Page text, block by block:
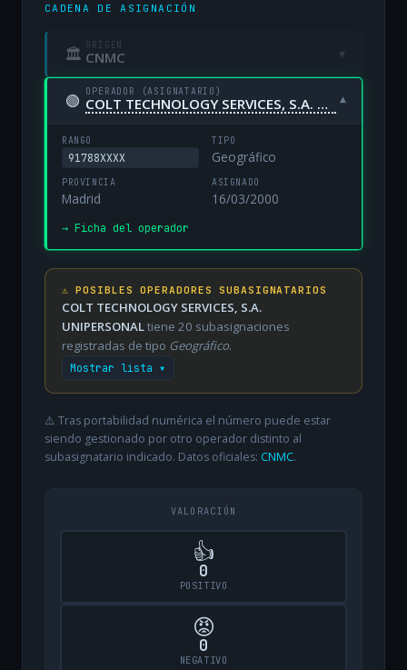
CADENA DE ASIGNACIÓN
🏛 ORIGEN
CNMC ▾
🟢 OPERADOR (ASIGNATARIO)
COLT TECHNOLOGY SERVICES, S.A. UNIPERSONAL ▾
RANGO
91788XXXX
TIPO
Geográfico
PROVINCIA
Madrid
ASIGNADO
16/03/2000
→ Ficha del operador
⚠️ POSIBLES OPERADORES SUBASIGNATARIOS
COLT TECHNOLOGY SERVICES, S.A.
UNIPERSONALtiene 20 subasignaciones
registradas de tipo Geográfico.
Mostrar lista ▾
⚠️ Tras portabilidad numérica el número puede estar
siendo gestionado por otro operador distinto al
subasignatario indicado. Datos oficiales: CNMC.
VALORACIÓN
👍
0
POSITIVO
😡
0
NEGATIVO